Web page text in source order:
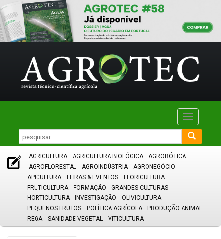
Toggle
AGRICULTURA AGRICULTURA BIOLÓGICA
AGROBÓTICA
AGROFLORESTAL
AGROINDÚSTRIA
AGRONEGÓCIO
APICULTURA
FEIRAS & EVENTOS
FLORICULTURA
FRUTICULTURA
FORMAÇÃO
GRANDES CULTURAS
HORTICULTURA
INVESTIGAÇÃO
OLIVICULTURA
PEQUENOS FRUTOS
POLÍTICA AGRÍCOLA
PRODUÇÃO ANIMAL
REGA
SANIDADE VEGETAL VITICULTURA